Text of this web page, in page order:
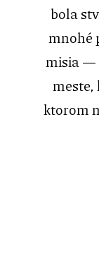
bola
mnohé
misia —
ktorom